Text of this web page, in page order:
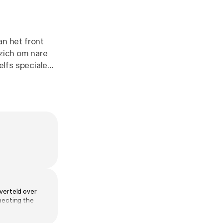
het front
om nare
speciale
voor zijn
het
-
op
over
the